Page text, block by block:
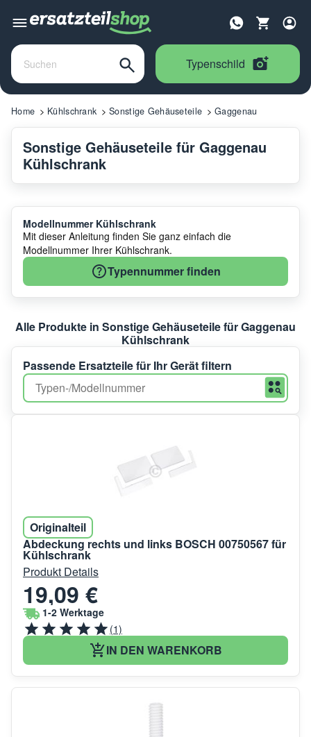
Typenschild
Home Kühlschrank Sonstige Gehäuseteile Gaggenau
Sonstige Gehäuseteile für Gaggenau
Kühlschrank
Modellnummer Kühlschrank
Mit dieser Anleitung finden Sie ganz einfach die
Modellnummer Ihrer Kühlschrank.
Typennummer finden
Alle Produkte in Sonstige Gehäuseteile für Gaggenau
Kühlschrank
Passende Ersatzteile für Ihr Gerät filtern
Originalteil
Abdeckung rechts und links BOSCH 00750567 für
Kühlschrank
Produkt Details
19,09 €
1-2 Werktage
(1)
IN DEN WARENKORB